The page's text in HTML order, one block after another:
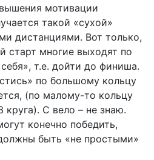
мотивации
такой «сухой»
дистанциями. Вот только,
старт многие выходят по
т.е. дойти до финиша.
по большому кольцу
(по малому-то кольцу
круга). С вело – не знаю.
конечно победить,
быть «не простыми»